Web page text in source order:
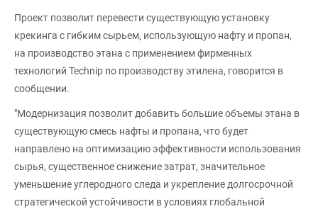
Проект позволит перевести существующую установку
крекинга с гибким сырьем, использующую нафту и пропан,
на производство этана с применением фирменных
технологий Technip по производству этилена, говорится в
сообщении.
"Модернизация позволит добавить большие объемы этана в
существующую смесь нафты и пропана, что будет
направлено на оптимизацию эффективности использования
сырья, существенное снижение затрат, значительное
уменьшение углеродного следа и укрепление долгосрочной
стратегической устойчивости в условиях глобальной